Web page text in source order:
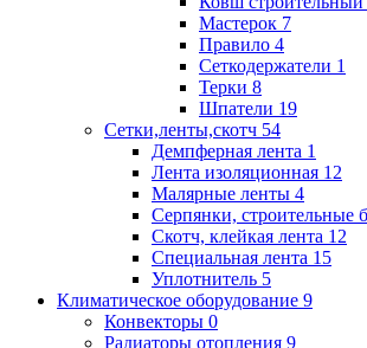
Мастерок 7
Правило 4
Сеткодержатели 1
Терки 8
Шпатели 19
Сетки,ленты,скотч 54
Демпферная лента 1
Лента изоляционная 12
Малярные ленты 4
Серпянки, строительные
Скотч, клейкая лента 12
Специальная лента 15
Уплотнитель 5
Климатическое оборудование 9
Конвекторы 0
Радиаторы отопления 9